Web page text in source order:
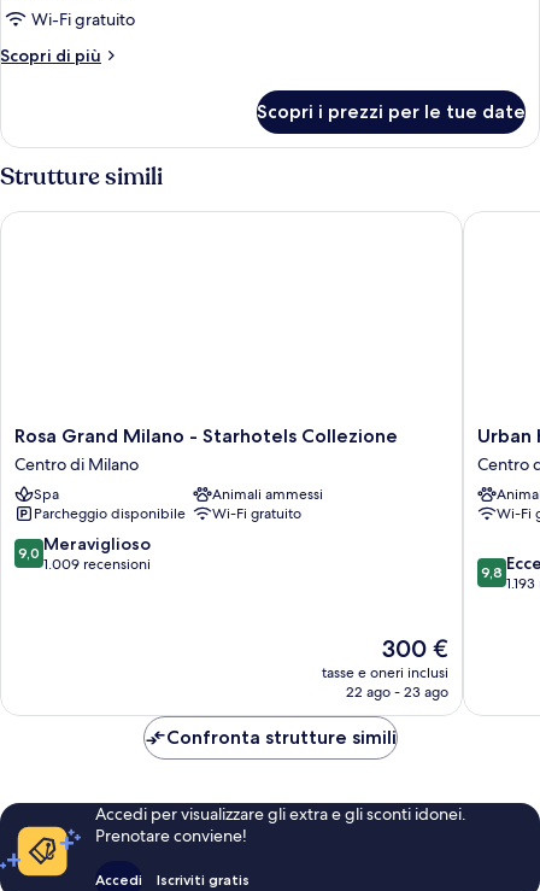
Wi-Fi gratuito
Scopri di più
Altri
Scopri i prezzi per le tue date
Strutture simili
Rosa
Grand
Milano
-
Starhotels
Collezione
Centro
Rosa Grand Milano - Starhotels Collezione
Centro di Milano
Spa
Animali ammessi
Parcheggio disponibile
Wi-Fi gratuito
9.0
su
9,0 Meraviglioso
1.009 recensioni
Il
prezzo
attuale
300 €
300 €
tasse e oneri inclusi
22 ago - 23 ago
Rosa Grand Milano - Starhotels Collezione
Urban
Hive
Milano
Centro
di
Urban
Centro
Wi-Fi
9.8
su
9,8
Urban
Confronta strutture simili
Accedi per visualizzare gli extra e gli sconti idonei.
Prenotare conviene!
Accedi Iscriviti gratis